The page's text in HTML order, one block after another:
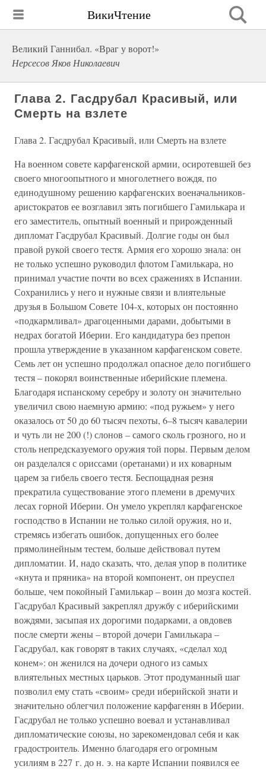
ВикиЧтение
Великий Ганнибал. «Враг у ворот!»
Нерсесов Яков Николаевич
Глава 2. Гасдрубал Красивый, или
Смерть на взлете
Глава 2. Гасдрубал Красивый, или Смерть на взлете
На военном совете карфагенской армии, осиротевшей без
своего многоопытного и многолетнего вождя, по
единодушному решению карфагенских военачальников-
аристократов ее возглавил зять погибшего Гамилькара и
его заместитель, опытный военный и прирожденный
дипломат Гасдрубал Красивый. Долгие годы он был
правой рукой своего тестя. Армия его хорошо знала: он
не только успешно руководил флотом Гамилькара, но
принимал участие почти во всех сражениях в Испании.
Сохранились у него и нужные связи и влиятельные
друзья в Большом Совете 104-х, которых он постоянно
«подкармливал» драгоценными дарами, добытыми в
недрах богатой Иберии. Его кандидатура без препон
прошла утверждение в указанном карфагенском совете.
Семь лет он успешно продолжал опасное дело погибшего
тестя – покорял воинственные иберийские племена.
Благодаря испанскому серебру и золоту он значительно
увеличил свою наемную армию: «под ружьем» у него
оказалось от 50 до 60 тысяч пехоты, 6–8 тысяч кавалерии
и чуть ли не 200 (!) слонов – самого сколь грозного, но и
столь непредсказуемого оружия той поры. Первым делом
он разделался с ориссами (оретанами) и их коварным
царем за гибель своего тестя. Беспощадная резня
прекратила существование этого племени в дремучих
лесах горной Иберии. Он умело укреплял карфагенское
господство в Испании не только силой оружия, но и,
стремясь избегать ошибок, допущенных его более
прямолинейным тестем, больше действовал путем
дипломатии. И, надо сказать, что, делая упор в политике
«кнута и пряника» на второй компонент, он преуспел
больше, чем покойный Гамилькар – воин до мозга костей.
Гасдрубал Красивый закреплял дружбу с иберийскими
вождями, засыпая их дорогими подарками, а овдовев
после смерти жены – второй дочери Гамилькара –
Гасдрубал, как говорят в таких случаях, «сделал ход
конем»: он женился на дочери одного из самых
влиятельных местных царьков. Этот продуманный шаг
позволил ему стать «своим» среди иберийской знати и
значительно облегчил положение карфагенян в Иберии.
Гасдрубал не только успешно воевал и устанавливал
дипломатические союзы, но зарекомендовал себя и как
градостроитель. Именно благодаря его огромным
усилиям в 227 г. до н. э. на карте Испании появился ее